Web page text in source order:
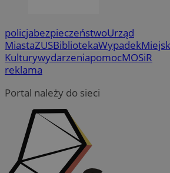
policjabezpieczeństwoUrząd
MiastaZUSBibliotekaWypadek
KulturywydarzeniapomocMOSiR
reklama
Portal należy do sieci